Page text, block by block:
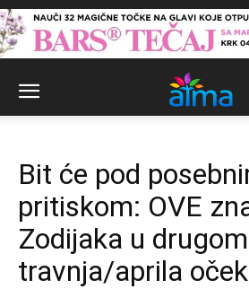
Bit će pod
pritiskom: OVE
Zodijaka u
travnja/aprila